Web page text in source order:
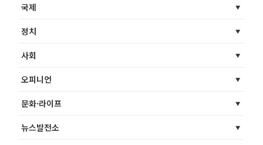
국제
정치
사회
오피니언
문화·라이프
뉴스발전소